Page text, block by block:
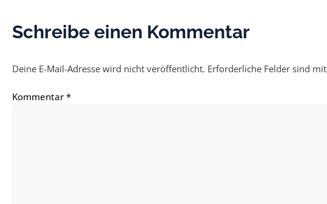
Schreibe einen Kommentar
Deine E-Mail-Adresse wird nicht veröffentlicht. Erforderliche Felder sind mit
Kommentar *